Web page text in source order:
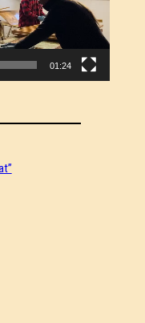
01:24